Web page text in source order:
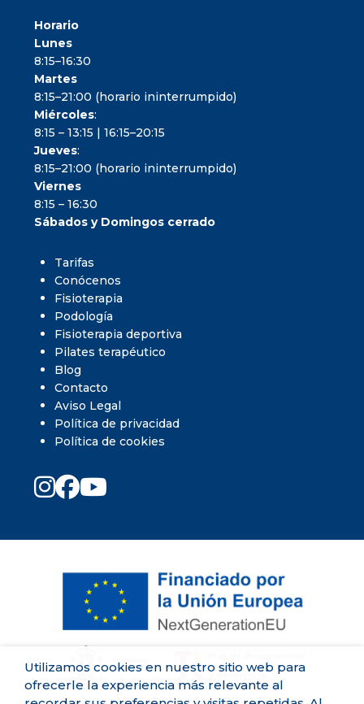
Horario
Lunes
8:15–16:30
Martes
8:15–21:00 (horario ininterrumpido)
Miércoles:
8:15 – 13:15 | 16:15–20:15
Jueves:
8:15–21:00 (horario ininterrumpido)
Viernes
8:15 – 16:30
Sábados y Domingos cerrado
Tarifas
Conócenos
Fisioterapia
Podología
Fisioterapia deportiva
Pilates terapéutico
Blog
Contacto
Aviso Legal
Política de privacidad
Política de cookies
Utilizamos cookies en nuestro sitio web para
ofrecerle la experiencia más relevante al